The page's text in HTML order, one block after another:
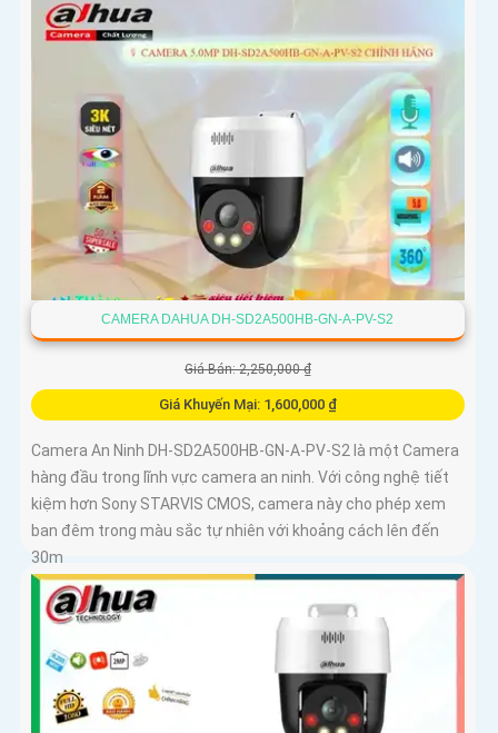
CAMERA DAHUA DH-SD2A500HB-GN-A-PV-S2
Giá Bán: 2,250,000 ₫
Giá Khuyến Mại: 1,600,000 ₫
Camera An Ninh DH-SD2A500HB-GN-A-PV-S2 là một Camera
hàng đầu trong lĩnh vực camera an ninh. Với công nghệ tiết
kiệm hơn Sony STARVIS CMOS, camera này cho phép xem
ban đêm trong màu sắc tự nhiên với khoảng cách lên đến
30m